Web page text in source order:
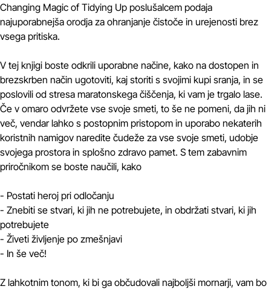
Changing Magic of Tidying Up poslušalcem podaja
najuporabnejša orodja za ohranjanje čistoče in urejenosti brez
vsega pritiska.
V tej knjigi boste odkrili uporabne načine, kako na dostopen in
brezskrben način ugotoviti, kaj storiti s svojimi kupi sranja, in se
poslovili od stresa maratonskega čiščenja, ki vam je trgalo lase.
Če v omaro odvržete vse svoje smeti, to še ne pomeni, da jih ni
več, vendar lahko s postopnim pristopom in uporabo nekaterih
koristnih namigov naredite čudeže za vse svoje smeti, udobje
svojega prostora in splošno zdravo pamet. S tem zabavnim
priročnikom se boste naučili, kako
- Postati heroj pri odločanju
- Znebiti se stvari, ki jih ne potrebujete, in obdržati stvari, ki jih
potrebujete
- Živeti življenje po zmešnjavi
- In še več!
Z lahkotnim tonom, ki bi ga občudovali najboljši mornarji, vam bo